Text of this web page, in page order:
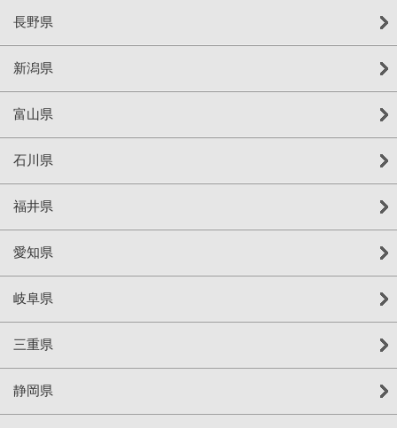
長野県
新潟県
富山県
石川県
福井県
愛知県
岐阜県
三重県
静岡県